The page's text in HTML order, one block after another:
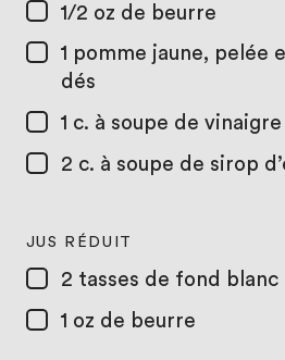
1/2 oz de beurre
1 pomme jaune, pelée
dés
1 c. à soupe de
2 c. à soupe de sirop
JUS RÉDUIT
2 tasses de fond blanc
1 oz de beurre